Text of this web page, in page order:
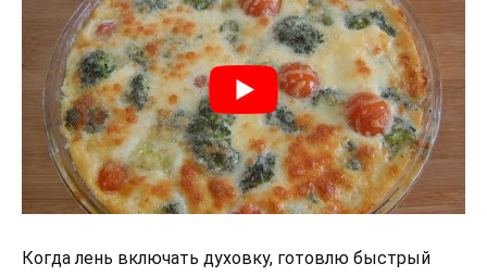
Когда лень включать духовку, готовлю быстрый